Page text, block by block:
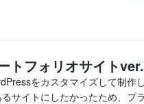
トフォリオサイト
をカスタマイズして制作
サイトにしたかったため、プ